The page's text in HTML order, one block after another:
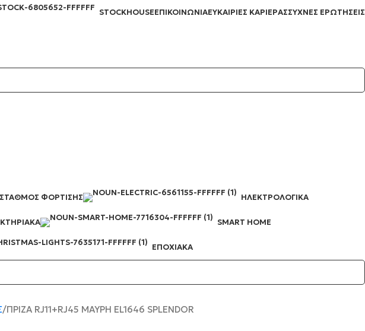
STOCKHOUSEΕΠΙΚΟΙΝΩΝΊΑΕΥΚΑΙΡΊΕΣ ΚΑΡΙΈΡΑΣΣΥΧΝΈΣ ΕΡΩΤΉΣΕΙΣ
ΣΤΑΘΜΌΣ ΦΌΡΤΙΣΗΣ ΗΛΕΚΤΡΟΛΟΓΙΚΆ
ΚΤΗΡΙΑΚΆ SMART HOME
ΕΠΟΧΙΑΚΆ
ΠΡΙΖΑ RJ11+RJ45 ΜΑΥΡΗ EL1646 SPLENDOR